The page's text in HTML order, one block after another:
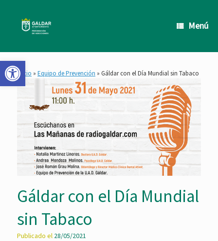
Abrir barra de herramientas
contenido
Menú
Inicio » Equipo de Prevención » Gáldar con el Día Mundial sin Tabaco
Gáldar con el Día Mundial
sin Tabaco
Publicado el 28/05/2021